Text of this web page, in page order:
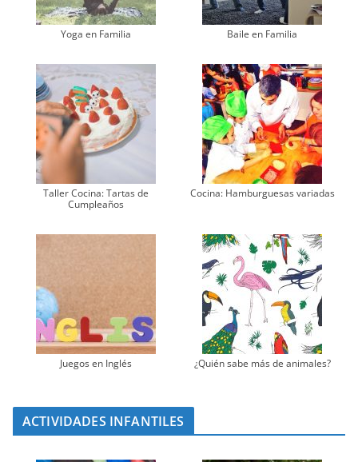
Yoga en Familia Baile en Familia
Taller Cocina: Tartas de
Cumpleaños
Cocina: Hamburguesas variadas
Juegos en Inglés ¿Quién sabe más de animales?
ACTIVIDADES INFANTILES